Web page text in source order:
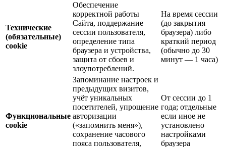
Технические
(обязательные)
cookie
Обеспечение
корректной работы
Сайта, поддержание
сессии пользователя,
определение типа
браузера и устройства,
защита от сбоев и
злоупотреблений.
На время сессии
(до закрытия
браузера) либо
краткий период
(обычно до 30
минут — 1 часа)
Функциональные
cookie
Запоминание настроек и
предыдущих визитов,
учёт уникальных
посетителей, упрощение
авторизации
(«запомнить меня»),
сохранение часового
пояса пользователя,
От сессии до 1
года; отдельные
если иное не
установлено
настройками
браузера